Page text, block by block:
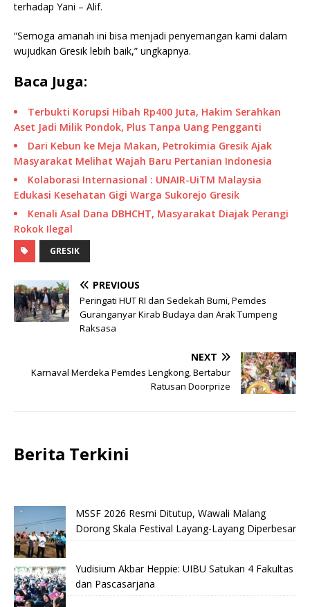
terhadap Yani – Alif.
“Semoga amanah ini bisa menjadi penyemangan kami dalam
wujudkan Gresik lebih baik,” ungkapnya.
Baca Juga:
Terbukti Korupsi Hibah Rp400 Juta, Hakim Serahkan
Aset Jadi Milik Pondok, Plus Tanpa Uang Pengganti
Dari Kebun ke Meja Makan, Petrokimia Gresik Ajak
Masyarakat Melihat Wajah Baru Pertanian Indonesia
Kolaborasi Internasional : UNAIR-UiTM Malaysia
Edukasi Kesehatan Gigi Warga Sukorejo Gresik
Kenali Asal Dana DBHCHT, Masyarakat Diajak Perangi
Rokok Ilegal
GRESIK
PREVIOUS
Peringati HUT RI dan Sedekah Bumi, Pemdes
Guranganyar Kirab Budaya dan Arak Tumpeng
Raksasa
NEXT
Karnaval Merdeka Pemdes Lengkong, Bertabur
Ratusan Doorprize
Berita Terkini
MSSF 2026 Resmi Ditutup, Wawali Malang
Dorong Skala Festival Layang-Layang Diperbesar
Yudisium Akbar Heppie: UIBU Satukan 4 Fakultas
dan Pascasarjana